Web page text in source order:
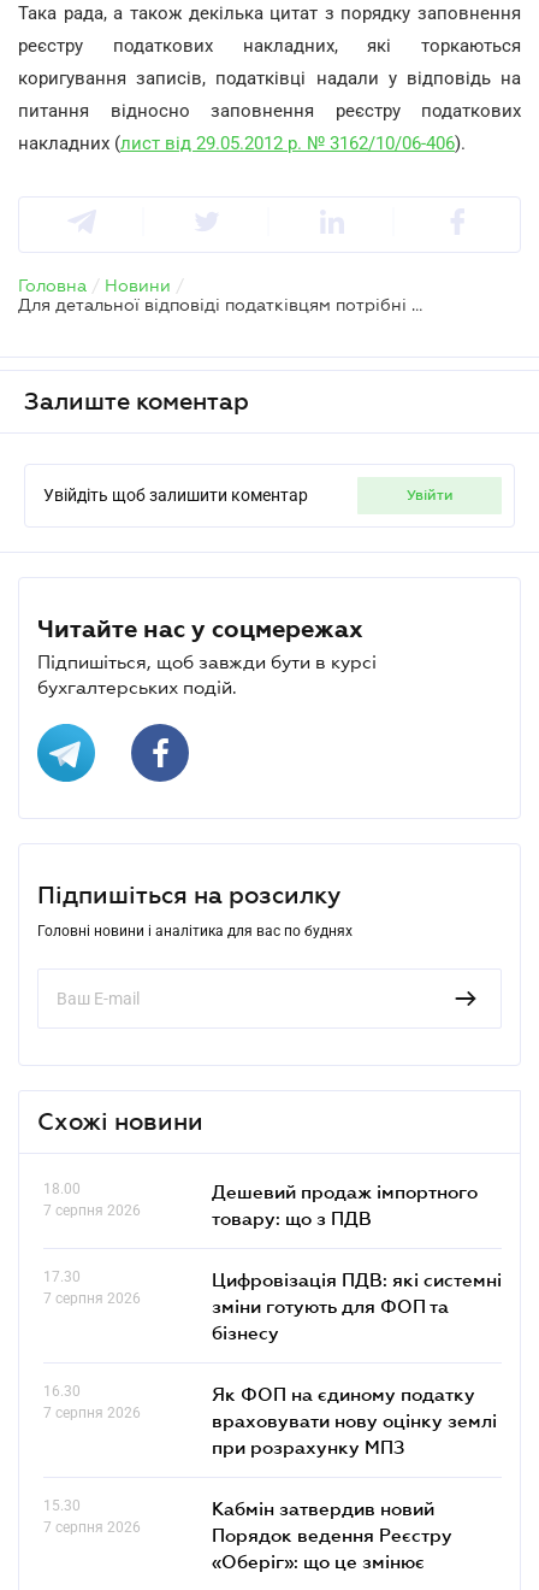
Така рада, а також декілька цитат з порядку заповнення
реєстру податкових накладних, які торкаються
коригування записів, податківці надали у відповідь на
питання відносно заповнення реєстру податкових
накладних (лист від 29.05.2012 р. № 3162/10/06-406).
Головна / Новини /
Для детальної відповіді податківцям потрібні конкретні обставини
Залиште коментар
Увійдіть щоб залишити коментар увійти
Читайте нас у соцмережах
Підпишіться, щоб завжди бути в курсі
бухгалтерських подій.
Підпишіться на розсилку
Головні новини і аналітика для вас по буднях
Схожі новини
18.00
7 серпня 2026
Дешевий продаж імпортного
товару: що з ПДВ
17.30
7 серпня 2026
Цифровізація ПДВ: які системні
зміни готують для ФОП та
бізнесу
16.30
7 серпня 2026
Як ФОП на єдиному податку
враховувати нову оцінку землі
при розрахунку МПЗ
15.30
7 серпня 2026
Кабмін затвердив новий
Порядок ведення Реєстру
«Оберіг»: що це змінює